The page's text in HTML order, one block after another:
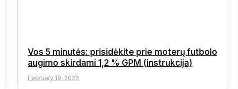
Vos 5 minutės: prisidėkite prie moterų futbolo
augimo skirdami 1,2 % GPM (instrukcija)
February 19, 2026